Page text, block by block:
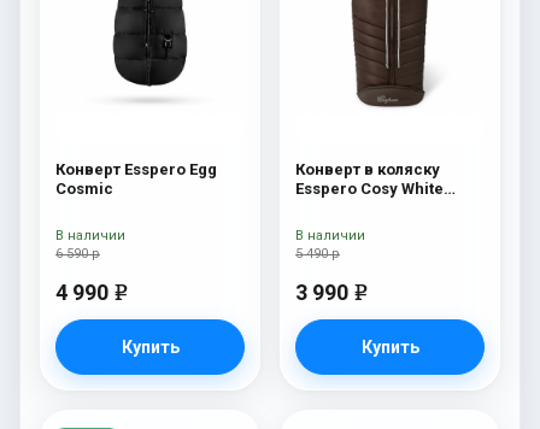
Конверт Esspero Egg
Cosmic
6 590 р
4 990 e
Купить
В наличии
Конверт в коляску
Esspero Cosy White
5 490 р
3 990 e
Купить
В наличии